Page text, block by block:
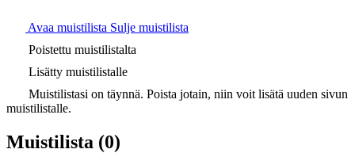
Avaa muistilista Sulje muistilista
Poistettu muistilistalta
Lisätty muistilistalle
Muistilistasi on täynnä. Poista jotain, niin voit lisätä uuden sivun
muistilistalle.
Muistilista (0)